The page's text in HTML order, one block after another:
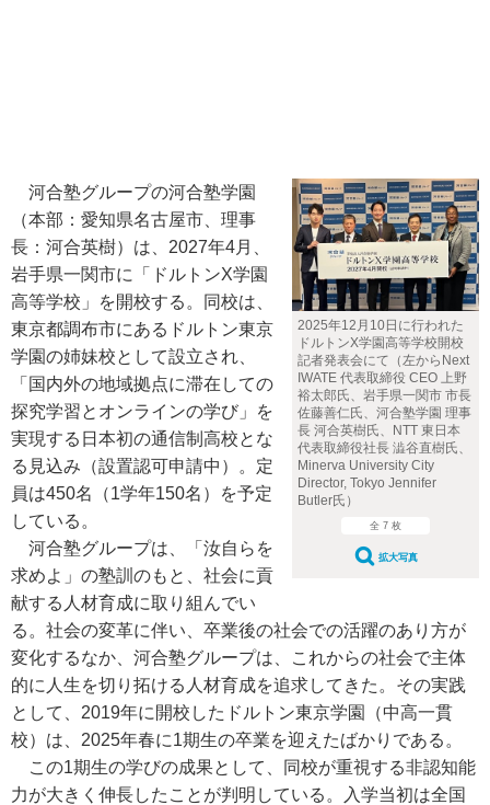
2025年12月10日に行われた
ドルトンX学園高等学校開校
記者発表会にて（左からNext
IWATE 代表取締役 CEO 上野
裕太郎氏、岩手県一関市 市長
佐藤善仁氏、河合塾学園 理事
長 河合英樹氏、NTT 東日本
代表取締役社長 澁谷直樹氏、
Minerva University City
Director, Tokyo Jennifer
Butler氏）
全 7 枚
拡大写真
河合塾グループの河合塾学園
（本部：愛知県名古屋市、理事
長：河合英樹）は、2027年4月、
岩手県一関市に「ドルトンX学園
高等学校」を開校する。同校は、
東京都調布市にあるドルトン東京
学園の姉妹校として設立され、
「国内外の地域拠点に滞在しての
探究学習とオンラインの学び」を
実現する日本初の通信制高校とな
る見込み（設置認可申請中）。定
員は450名（1学年150名）を予定
している。
河合塾グループは、「汝自らを
求めよ」の塾訓のもと、社会に貢
献する人材育成に取り組んでい
る。社会の変革に伴い、卒業後の社会での活躍のあり方が
変化するなか、河合塾グループは、これからの社会で主体
的に人生を切り拓ける人材育成を追求してきた。その実践
として、2019年に開校したドルトン東京学園（中高一貫
校）は、2025年春に1期生の卒業を迎えたばかりである。
この1期生の学びの成果として、同校が重視する非認知能
力が大きく伸長したことが判明している。入学当初は全国